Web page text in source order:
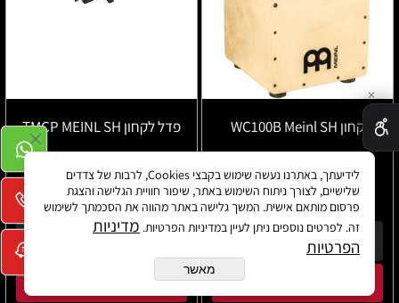
קחון WC100B Meinl SH
₪780
פרטים נוספים
פדל לקחון TMCP MEINL SH
₪1,340
✕
לידיעתך, באתרנו נעשה שימוש בקבצי Cookies, לרבות של צדדים
שלישיים, לצורך ניתוח השימוש באתר, שיפור חוויית הגלישה והצגת
פרסום מותאם אישית. המשך גלישה באתר מהווה את הסכמתך לשימוש
זה. לפרטים נוספים ניתן לעיין במדיניות הפרטיות. מדיניות
הפרטיות
מאשר